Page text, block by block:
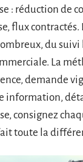
: réduction de
flux contractés.
du
La
demande
information,
consignez
toute la